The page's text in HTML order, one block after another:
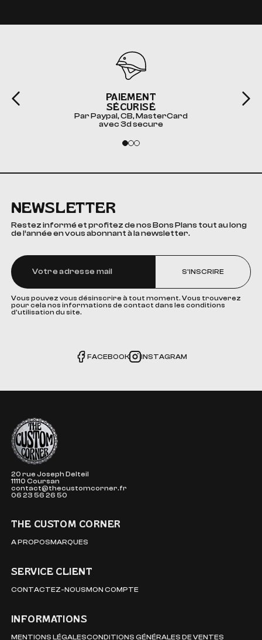
PAIEMENT
SÉCURISÉ
Par Paypal, CB, MasterCard
avec 3d secure
NEWSLETTER
Restez informé et profitez de nos Bons Plans tout au long
de l’année en vous abonnant à la newsletter.
S'INSCRIRE
Vous pouvez vous désinscrire à tout moment. Vous trouverez
pour cela nos informations de contact dans les conditions
d'utilisation du site.
FACEBOOK INSTAGRAM
The Custom Corner
20 rue Joseph Delteil
11110 Coursan
contact@thecustomcorner.fr
06 23 56 26 50
THE CUSTOM CORNER
A PROPOSMARQUES
SERVICE CLIENT
CONTACTEZ-NOUSMON COMPTE
INFORMATIONS
MENTIONS LÉGALESCONDITIONS GÉNÉRALES DE VENTES